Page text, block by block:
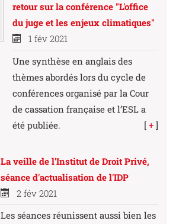
retour sur la conférence "L'office
du juge et les enjeux climatiques"
1 fév 2021
Une synthèse en anglais des
thèmes abordés lors du cycle de
conférences organisé par la Cour
de cassation française et l’ESL a
été publiée.
[ + ]
La veille de l'Institut de Droit Privé,
séance d'actualisation de l'IDP
2 fév 2021
Les séances réunissent aussi bien les